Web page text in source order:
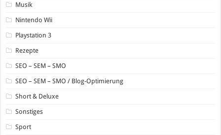
Musik
Nintendo Wii
Playstation 3
Rezepte
SEO – SEM – SMO
SEO – SEM – SMO / Blog-Optimierung
Short & Deluxe
Sonstiges
Sport